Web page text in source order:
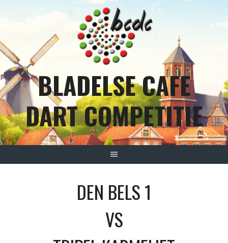
BLADELSE CAFE
DART COMPETITIE
DEN BELS 1
VS